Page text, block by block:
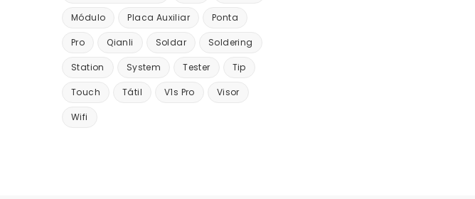
Módulo Placa Auxiliar Ponta
Pro Qianli Soldar Soldering
Station System Tester Tip
Touch Tátil V1s Pro Visor
Wifi